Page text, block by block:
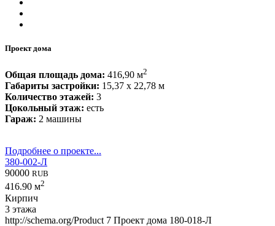
Проект дома
Общая площадь дома: 416,90 м2
Габариты застройки: 15,37 x 22,78 м
Количество этажей: 3
Цокольный этаж: есть
Гараж: 2 машины
Подробнее о проекте...
380-002-Л
90000 RUB
416.90 м2
Кирпич
3 этажа
http://schema.org/Product 7 Проект дома 180-018-Л